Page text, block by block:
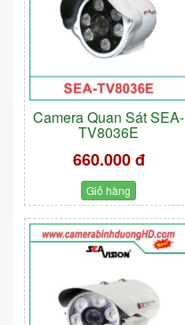
Camera Quan Sát SEA-
TV8036E
660.000 đ
Giỏ hàng